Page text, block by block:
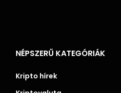
NÉPSZERŰ KATEGÓRIÁK
Kripto hírek